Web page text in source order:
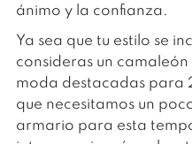
ánimo y la confianza.
Ya sea que tu estilo se
consideras un
moda destacadas para
que necesitamos un
armario para esta